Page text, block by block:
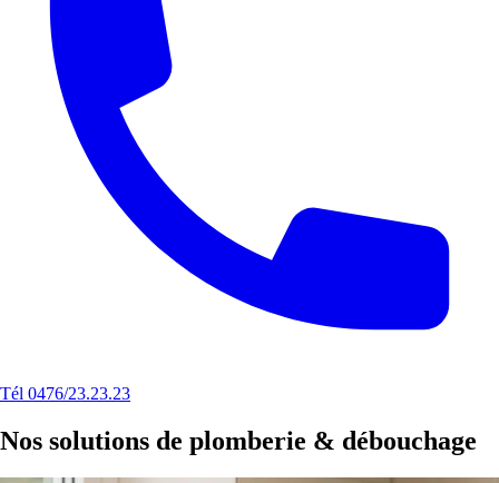
Tél 0476/23.23.23
Nos solutions de plomberie & débouchage